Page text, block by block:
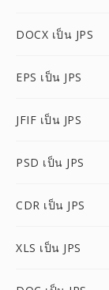
DOCX เป็น JPS
EPS เป็น JPS
JFIF เป็น JPS
PSD เป็น JPS
CDR เป็น JPS
XLS เป็น JPS